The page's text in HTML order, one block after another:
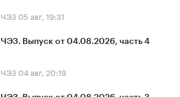
ЧЭЗ 05 авг, 19:31
ЧЭЗ. Выпуск от 04.08.2026, часть 4
ЧЭЗ 04 авг, 20:19